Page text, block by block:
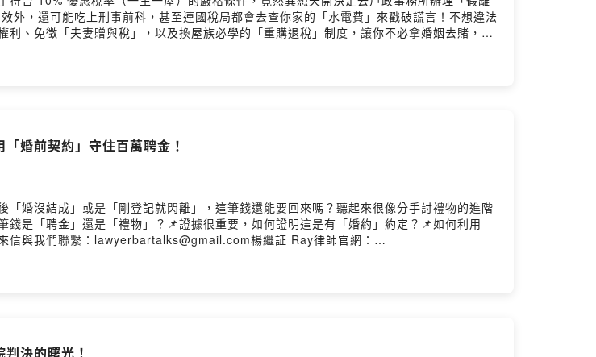
外，還可能吃上刑事前科，甚至連國稅局都會去查你家的「水電費」來戳破謊言！不想違法
、免徵「夫妻贈與稅」，以及換屋族必學的「重購退稅」制度，讓你不必拿婚姻去賭，也
https://acelaw58885.com李珮瑄 Kelly律師官網：https://kellylawyer.com.twPodcast搜
婚前契約」守住百萬聘金！
婚沒結成」或是「剛登記就閃離」，這筆錢還能要回來嗎？聽起來很像分手討禮物的進階
是「聘金」還是「禮物」？📌證據很重要，如何證明這是有「婚約」約定？📌如何利用
信與我們聯繫：lawyerbartalks@gmail.com楊繼証 Ray律師官網：
決的曙光！